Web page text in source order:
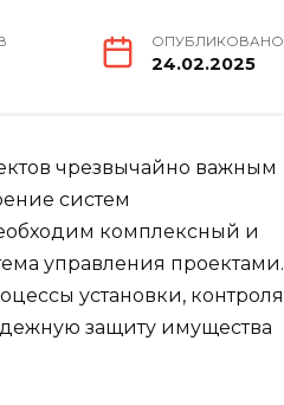
ОПУБЛИКОВАНО
24.02.2025
чрезвычайно важным
систем
комплексный и
управления проектами.
установки, контроля
защиту имущества